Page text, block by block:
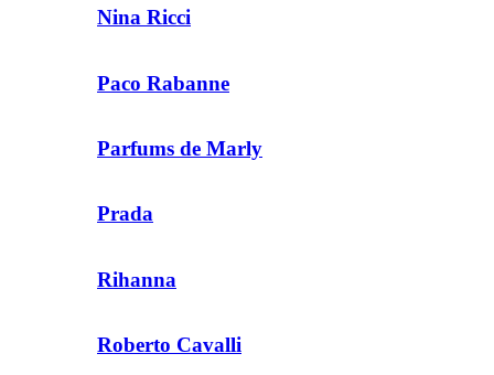
Nina Ricci
Paco Rabanne
Parfums de Marly
Prada
Rihanna
Roberto Cavalli